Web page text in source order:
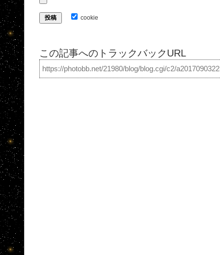
cookie
この記事へのトラックバックURL
https://photobb.net/21980/blog/blog.cgi/c2/